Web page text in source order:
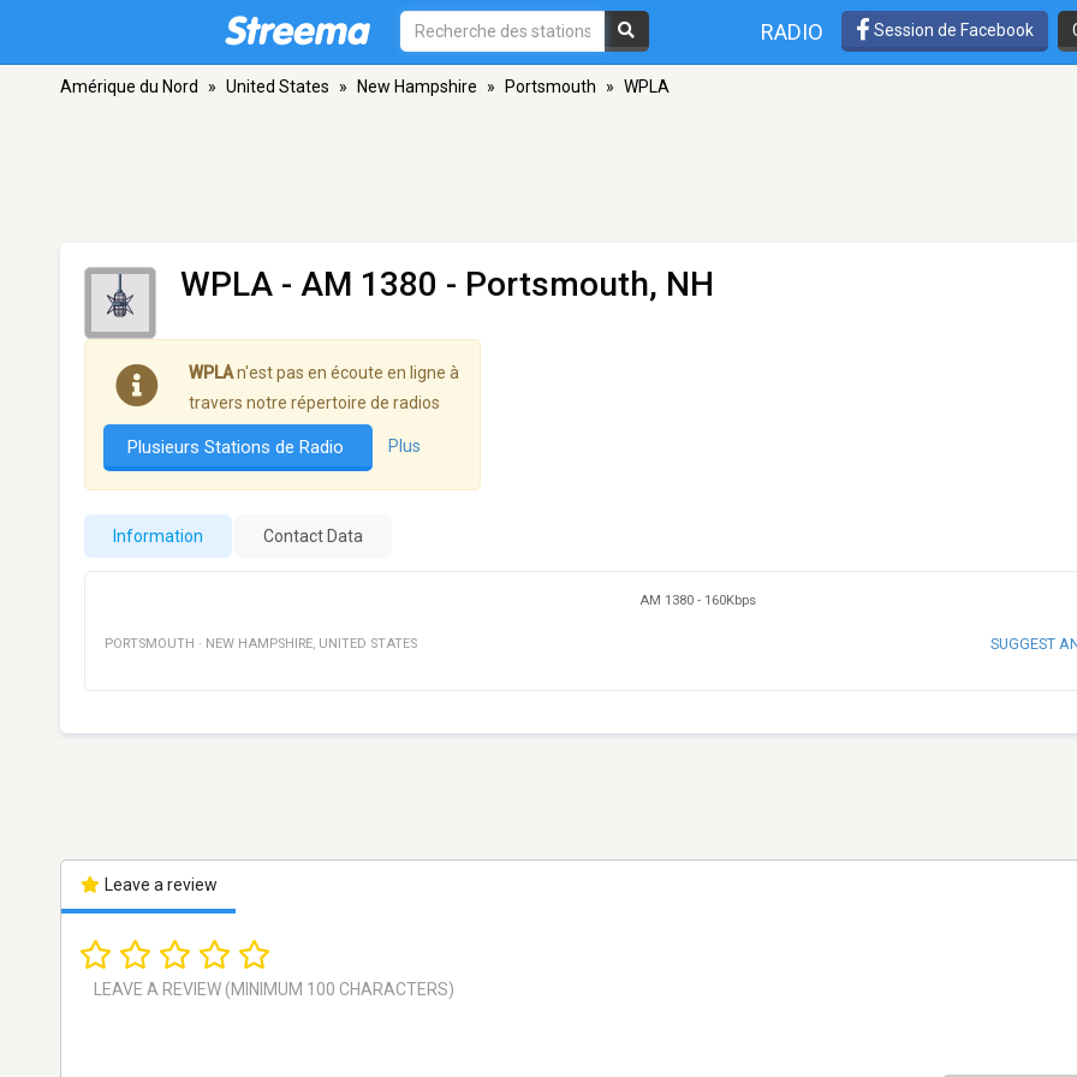
RADIO Session de Facebook
Amérique du Nord » United States » New Hampshire » Portsmouth » WPLA
WPLA - AM 1380 - Portsmouth, NH
WPLAn'est pas en écoute en ligne à
travers notre répertoire de radios
Plusieurs Stations de Radio Plus
Information Contact Data
AM 1380 - 160Kbps
PORTSMOUTH · NEW HAMPSHIRE, UNITED STATES SUGGEST
Leave a review